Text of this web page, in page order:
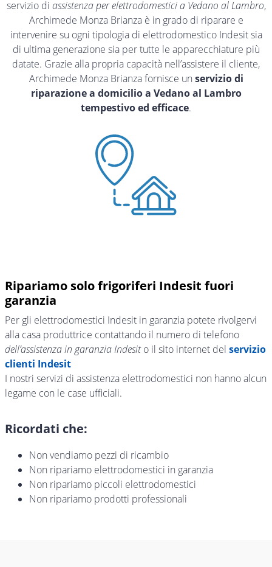
servizio di assistenza per elettrodomestici a Vedano al Lambro,
Archimede Monza Brianza è in grado di riparare e
intervenire su ogni tipologia di elettrodomestico Indesit sia
di ultima generazione sia per tutte le apparecchiature più
datate. Grazie alla propria capacità nell’assistere il cliente,
Archimede Monza Brianza fornisce un servizio di
riparazione a domicilio a Vedano al Lambro
tempestivo ed efficace.
Ripariamo solo frigoriferi Indesit fuori
garanzia
Per gli elettrodomestici Indesit in garanzia potete rivolgervi
alla casa produttrice contattando il numero di telefono
dell’assistenza in garanzia Indesito il sito internet del servizio
clienti Indesit
I nostri servizi di assistenza elettrodomestici non hanno alcun
legame con le case ufficiali.
Ricordati che:
Non vendiamo pezzi di ricambio
Non ripariamo elettrodomestici in garanzia
Non ripariamo piccoli elettrodomestici
Non ripariamo prodotti professionali